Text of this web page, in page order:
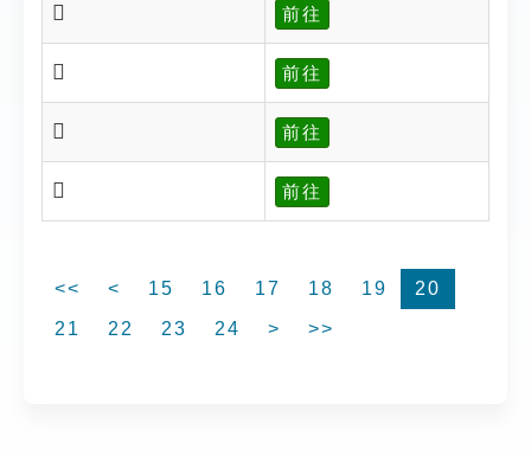
𤚔 前往
𤚕 前往
𤚍 前往
𤚓 前往
<< < 15 16 17 18 19
20
21
22 23 24 > >>